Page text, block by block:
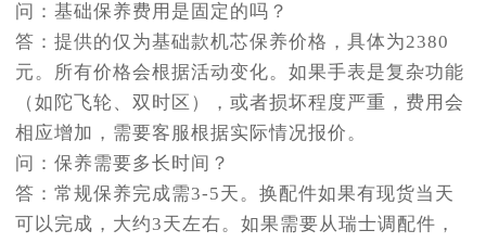
问：基础保养费用是固定的吗？
答：提供的仅为基础款机芯保养价格，具体为2380
元。所有价格会根据活动变化。如果手表是复杂功能
（如陀飞轮、双时区），或者损坏程度严重，费用会
相应增加，需要客服根据实际情况报价。
问：保养需要多长时间？
答：常规保养完成需3-5天。换配件如果有现货当天
可以完成，大约3天左右。如果需要从瑞士调配件，